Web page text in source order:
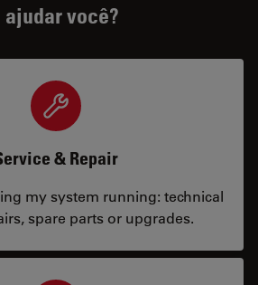
ajudar você?
& Repair
my system running: technical
spare parts or upgrades.